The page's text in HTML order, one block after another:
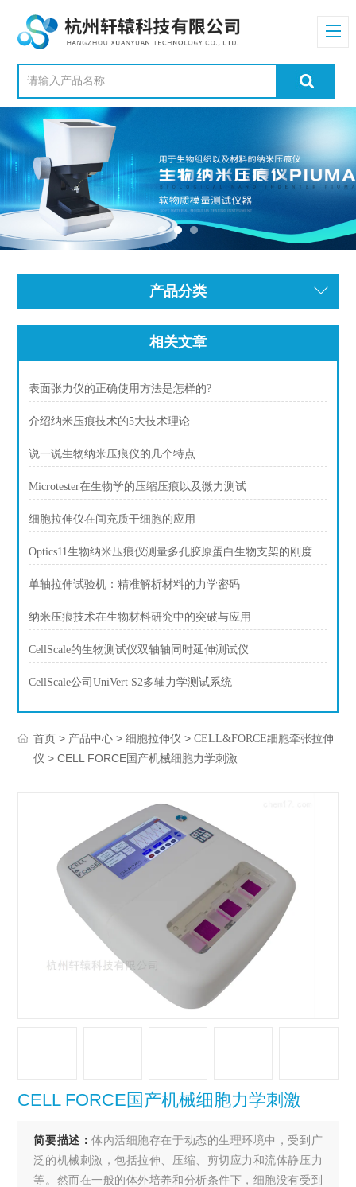
产品分类
相关文章
表面张力仪的正确使用方法是怎样的?
介绍纳米压痕技术的5大技术理论
说一说生物纳米压痕仪的几个特点
Microtester在生物学的压缩压痕以及微力测试
细胞拉伸仪在间充质干细胞的应用
Optics11生物纳米压痕仪测量多孔胶原蛋白生物支架的刚度、杨氏模量、表征
单轴拉伸试验机：精准解析材料的力学密码
纳米压痕技术在生物材料研究中的突破与应用
CellScale的生物测试仪双轴轴同时延伸测试仪
CellScale公司UniVert S2多轴力学测试系统
首页 > 产品中心 >细胞拉伸仪 >CELL&FORCE细胞牵张拉伸
仪 > CELL FORCE国产机械细胞力学刺激
CELL FORCE国产机械细胞力学刺激
简要描述：体内活细胞存在于动态的生理环境中，受到广
泛的机械刺激，包括拉伸、压缩、剪切应力和流体静压力
等。然而在一般的体外培养和分析条件下，细胞没有受到